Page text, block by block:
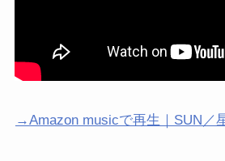
→Amazon musicで再生｜SUN／